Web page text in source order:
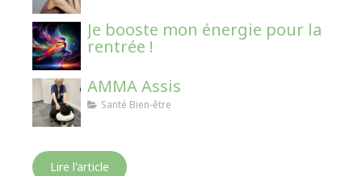
Je booste mon énergie pour la
rentrée !
AMMA Assis
Santé Bien-être
Lire l'article